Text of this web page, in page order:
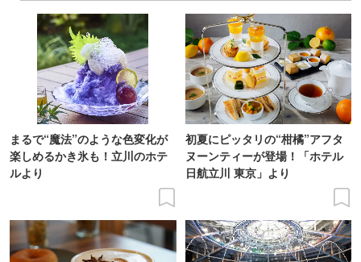
まるで“魔法”のような色変化が
楽しめるかき氷も！立川のホテ
ルより
初夏にピッタリの“柑橘”アフタ
ヌーンティーが登場！「ホテル
日航立川 東京」より